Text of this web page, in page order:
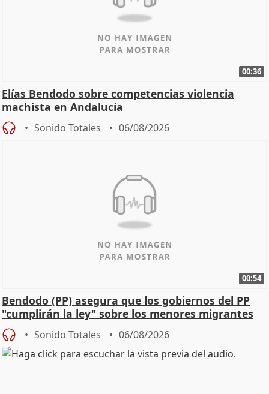
00:36
Elías Bendodo sobre competencias violencia
machista en Andalucía
Sonido Totales 06/08/2026
00:54
Bendodo (PP) asegura que los gobiernos del PP
"cumplirán la ley" sobre los menores migrantes
Sonido Totales 06/08/2026